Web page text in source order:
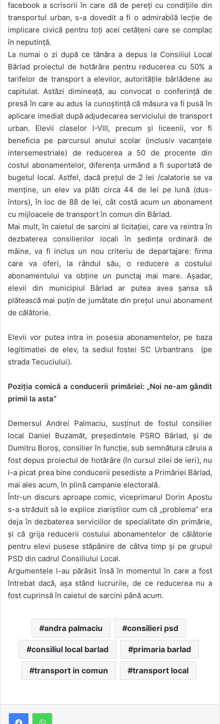
facebook a scrisorii în care dă de pereți cu condițiile din
transportul urban, s-a dovedit a fi o admirabilă lecție de
implicare civică pentru toți acei cetățeni care se complac
în neputință.
La numai o zi după ce tânăra a depus la Consiliul Local
Bârlad proiectul de hotărâre pentru reducerea cu 50% a
tarifelor de transport a elevilor, autoritățile bârlădene au
capitulat. Astăzi dimineață, au convocat o conferință de
presă în care au adus la cunoștință că măsura va fi pusă în
aplicare imediat după adjudecarea serviciului de transport
urban. Elevii claselor I-VIII, precum și liceenii, vor fi
beneficia pe parcursul anului scolar (inclusiv vacanțele
intersemestriale) de reducerea a 50 de procente din
costul abonamentelor, diferența urmând a fi suportată de
bugetul local. Astfel, dacă prețul de 2 lei /calatorie se va
menține, un elev va plăti circa 44 de lei pe lună (dus-
întors), în loc de 88 de lei, cât costă acum un abonament
cu mijloacele de transport în comun din Bârlad.
Mai mult, în caietul de sarcini al licitației, care va reintra în
dezbaterea consilierilor locali în ședința ordinară de
mâine, va fi inclus un nou criteriu de departajare: firma
care va oferi, la rândul său, o reducere a costului
abonamentului va obține un punctaj mai mare. Așadar,
elevii din municipiul Bârlad ar putea avea șansa să
plătească mai puțin de jumătate din prețul unui abonament
de călătorie.
Elevii vor putea intra in posesia abonamentelor, pe baza
legitimatiei de elev, la sediul fostei SC Urbantrans (pe
strada Tecuciului).
Poziția comică a conducerii primăriei: „Noi ne-am gândit
primii la asta”
Demersul Andrei Palmaciu, susținut de fostul consilier
local Daniel Buzamăt, președintele PSRO Bârlad, și de
Dumitru Boroș, consilier în funcție, sub semnătura căruia a
fost depus proiectul de hotărâre (în cursul zilei de ieri), nu
i-a picat prea bine conducerii pesediste a Primăriei Bârlad,
mai ales acum, în plină campanie electorală.
Într-un discurs aproape comic, viceprimarul Dorin Apostu
s-a străduit să le explice ziariștilor cum că „problema” era
deja în dezbaterea serviciilor de specialitate din primărie,
și că grija reducerii costului abonamentelor de călătorie
pentru elevi pusese stăpânire de câtva timp și pe grupul
PSD din cadrul Consiliului Local.
Argumentele l-au părăsit însă în momentul în care a fost
întrebat dacă, așa stând lucrurile, de ce reducerea nu a
fost cuprinsă în caietul de sarcini până acum.
andra palmaciu consilieri psd
consiliul local barlad primaria barlad
transport in comun transport local